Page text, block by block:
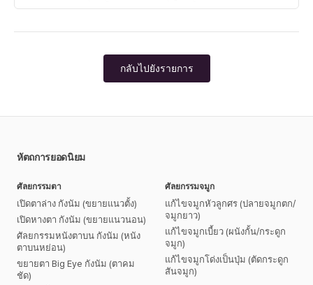
สมดุล
กลับไปยังรายการ
หัตถการยอดนิยม
ศัลยกรรมตา
เปิดตาล่าง กังนัม (ขยายแนวตั้ง)
เปิดหางตา กังนัม (ขยายแนวนอน)
ศัลยกรรมหนังตาบน กังนัม (หนัง
ตาบนหย่อน)
ขยายตา Big Eye กังนัม (ตาคม
ชัด)
ศัลยกรรมจมูก
แก้ไขจมูกหัวลูกศร (ปลายจมูกตก/
จมูกยาว)
แก้ไขจมูกเบี้ยว (ผนังกั้น/กระดูก
จมูก)
แก้ไขจมูกโด่งเป็นปุ่ม (ตัดกระดูก
สันจมูก)